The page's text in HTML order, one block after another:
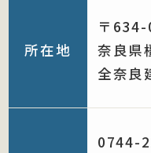
所在地
〒634-
奈良県
全奈良
0744-